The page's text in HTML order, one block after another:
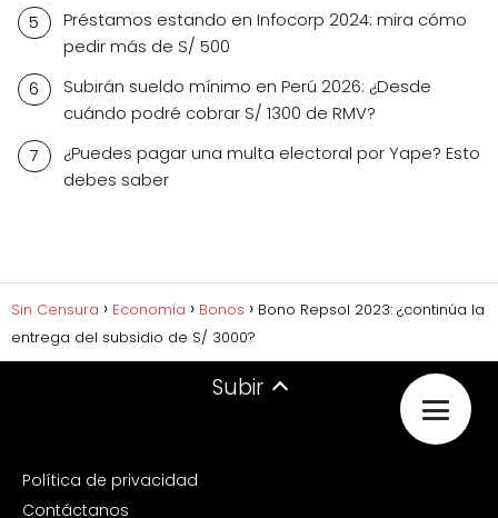
Préstamos estando en Infocorp 2024: mira cómo
pedir más de S/ 500
Subirán sueldo mínimo en Perú 2026: ¿Desde
cuándo podré cobrar S/ 1300 de RMV?
¿Puedes pagar una multa electoral por Yape? Esto
debes saber
Sin Censura Economía Bonos
Bono Repsol 2023: ¿continúa la
entrega del subsidio de S/ 3000?
Subir
Política de privacidad
Contáctanos